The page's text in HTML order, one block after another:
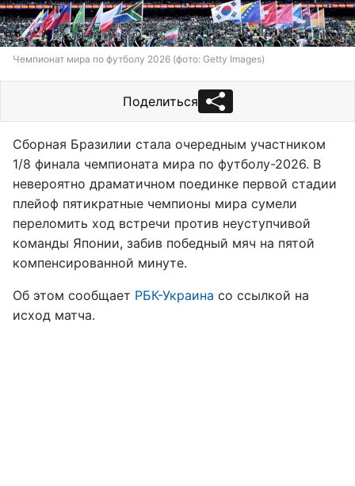
Чемпионат мира по футболу 2026 (фото: Getty Images)
Поделиться
Сборная Бразилии стала очередным участником
1/8 финала чемпионата мира по футболу-2026. В
невероятно драматичном поединке первой стадии
плейоф пятикратные чемпионы мира сумели
переломить ход встречи против неуступчивой
команды Японии, забив победный мяч на пятой
компенсированной минуте.
Об этом сообщает РБК-Украина со ссылкой на
исход матча.